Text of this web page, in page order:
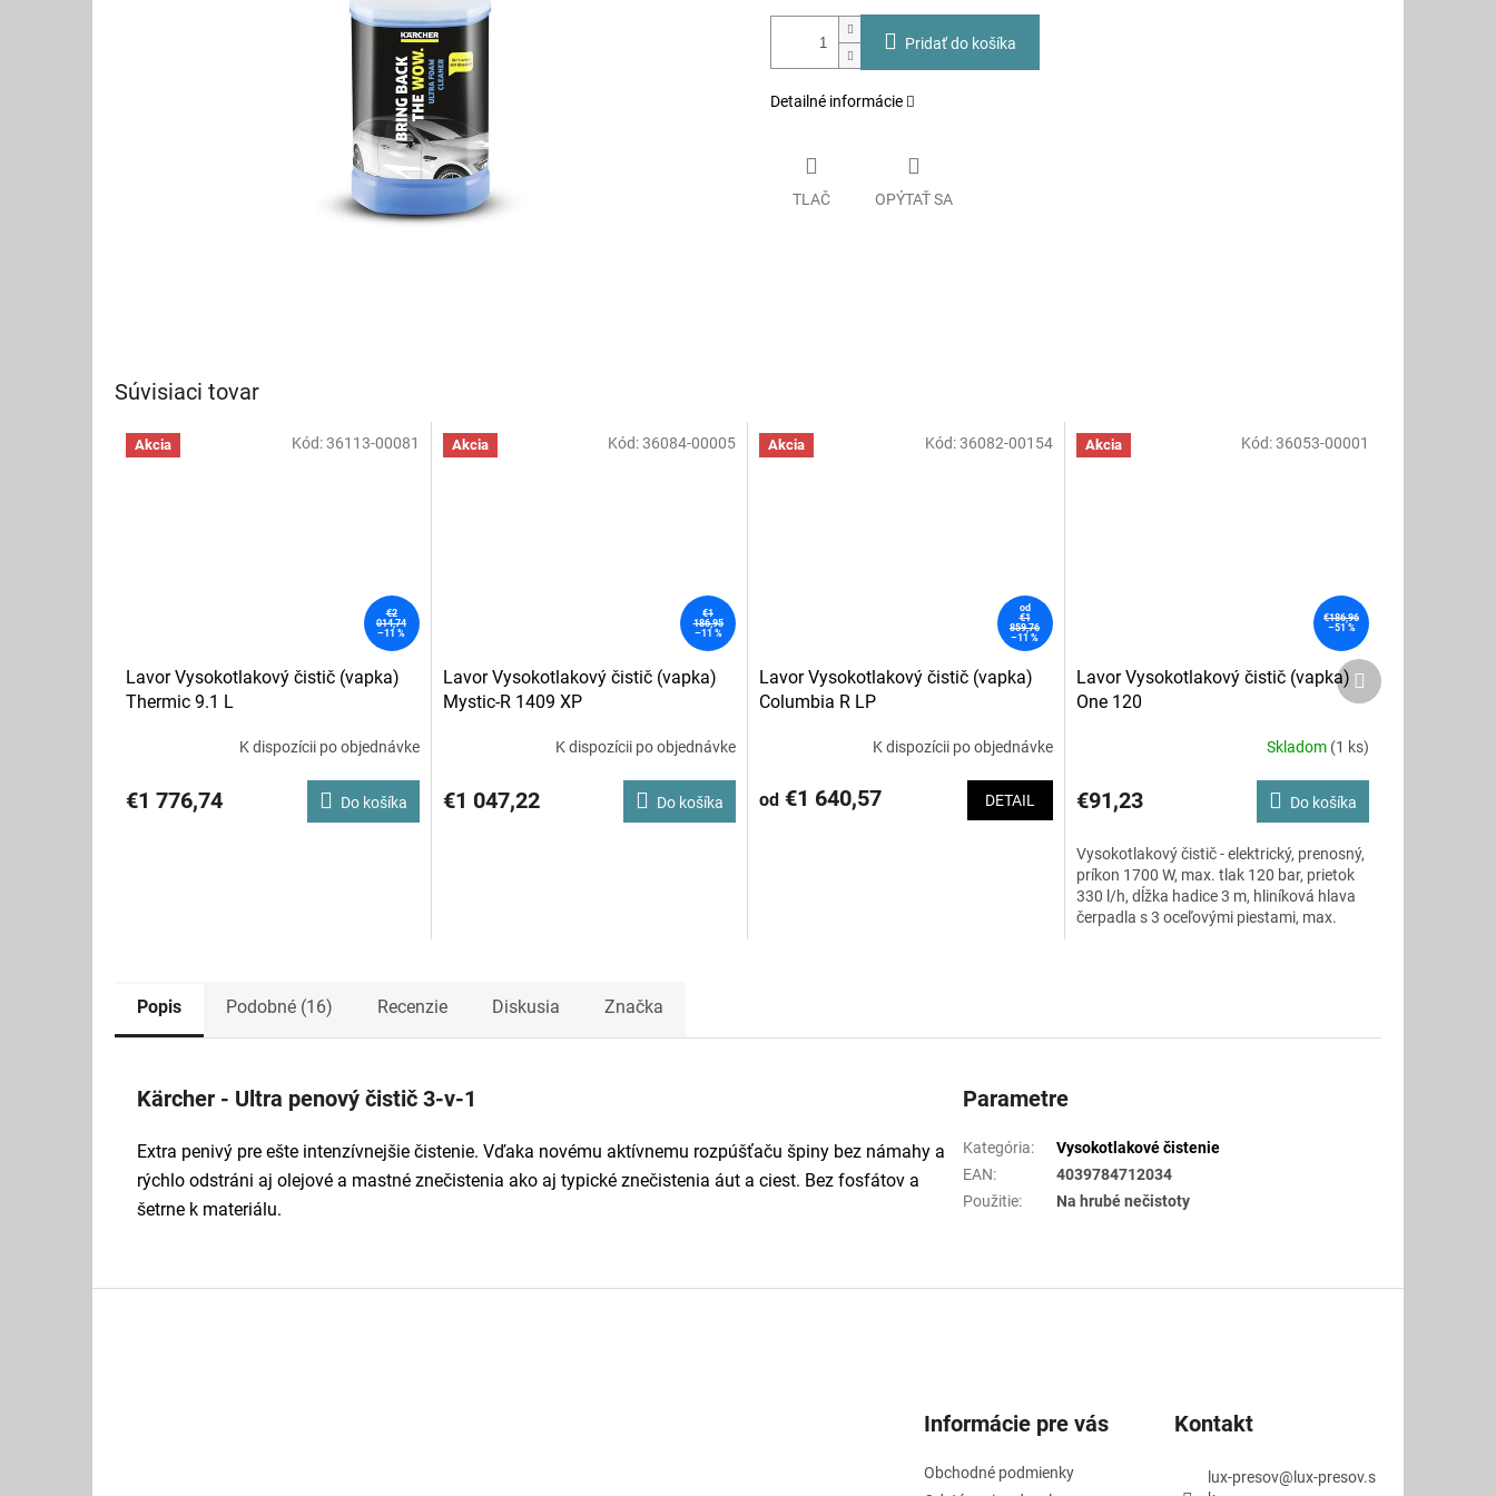
Pridať do košíka
Detailné informácie
TLAČ OPÝTAŤ SA
Súvisiaci tovar
Akcia
€2
014,74
–11 %
Lavor Vysokotlakový čistič (vapka)
Thermic 9.1 L
K dispozícii po objednávke
€1 776,74 Do košíka
Kód:36113-00081 Akcia
€1
186,95
–11 %
Lavor Vysokotlakový čistič (vapka)
Mystic-R 1409 XP
K dispozícii po objednávke
€1 047,22 Do košíka
Kód:36084-00005 Akcia
od
€1
859,76
–11 %
Lavor Vysokotlakový čistič (vapka)
Columbia R LP
K dispozícii po objednávke
od €1 640,57 DETAIL
Kód:36082-00154 Akcia
€186,96
–51 %
Lavor Vysokotlakový čistič (vapka)
One 120
produktu
je
z
5
hviezdičiek.
Skladom (1 ks)
€91,23 Do košíka
Vysokotlakový čistič - elektrický, prenosný,
príkon 1700 W, max. tlak 120 bar, prietok
330 l/h, dĺžka hadice 3 m, hliníková hlava
čerpadla s 3 oceľovými piestami, max.
42 × 23 × 21 cm (V×Š×H), hmotnosť 5,7 kg
Kód:36053-00001
Ďalší
produkt
Popis Podobné (16) Recenzie Diskusia Značka
Kärcher - Ultra penový čistič 3-v-1
Extra penivý pre ešte intenzívnejšie čistenie. Vďaka novému aktívnemu rozpúšťaču špiny bez námahy a
rýchlo odstráni aj olejové a mastné znečistenia ako aj typické znečistenia áut a ciest. Bez fosfátov a
šetrne k materiálu.
Parametre
Kategória:
Vysokotlakové čistenie
EAN:
4039784712034
Použitie: Na hrubé nečistoty
Informácie pre vás
Obchodné podmienky
Kontakt
lux-presov@lux-presov.s